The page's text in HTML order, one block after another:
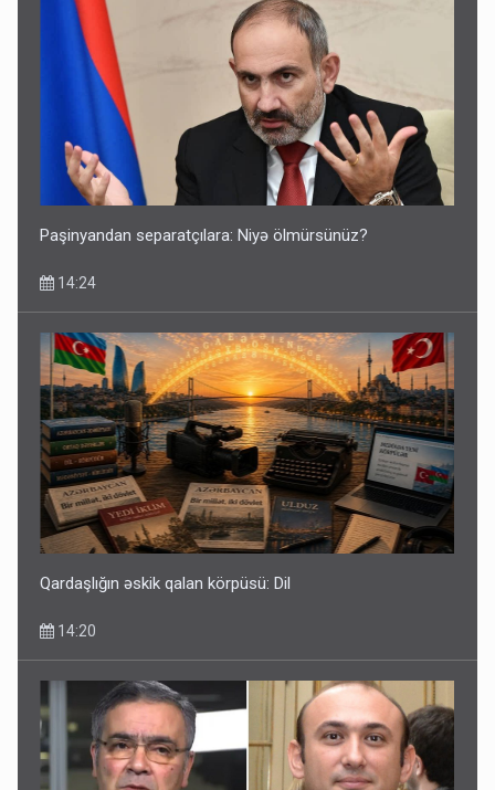
Paşinyandan separatçılara: Niyə ölmürsünüz?
14:24
Qardaşlığın əskik qalan körpüsü: Dil
14:20